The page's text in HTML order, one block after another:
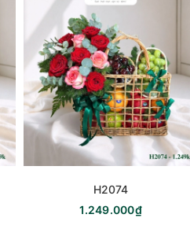
H2074
1.249.000₫